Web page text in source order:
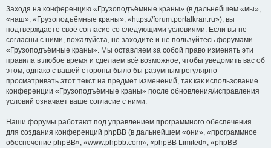
Заходя на конференцию «Грузоподъёмные краны» (в дальнейшем «мы»,
«наш», «Грузоподъёмные краны», «https://forum.portalkran.ru»), вы
подтверждаете своё согласие со следующими условиями. Если вы не
согласны с ними, пожалуйста, не заходите и не пользуйтесь форумами
«Грузоподъёмные краны». Мы оставляем за собой право изменять эти
правила в любое время и сделаем всё возможное, чтобы уведомить вас об
этом, однако с вашей стороны было бы разумным регулярно
просматривать этот текст на предмет изменений, так как использование
конференции «Грузоподъёмные краны» после обновления/исправления
условий означает ваше согласие с ними.
Наши форумы работают под управлением программного обеспечения
для создания конференций phpBB (в дальнейшем «они», «программное
обеспечение phpBB», «www.phpbb.com», «phpBB Limited», «phpBB